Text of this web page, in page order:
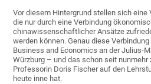
Vor diesem Hintergrund stellen sich eine
die nur durch eine Verbindung
chinawissenschaftlicher Ansätze
werden können. Genau diese
Business and Economics an der Julius-
Würzburg – und das schon seit nunmehr
Professorin Doris Fischer auf den
heute inne hat.